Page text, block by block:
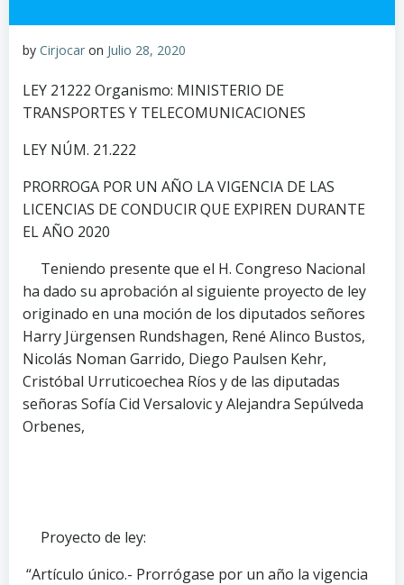
by Cirjocar on Julio 28, 2020
LEY 21222 Organismo: MINISTERIO DE
TRANSPORTES Y TELECOMUNICACIONES
LEY NÚM. 21.222
PRORROGA POR UN AÑO LA VIGENCIA DE LAS
LICENCIAS DE CONDUCIR QUE EXPIREN DURANTE
EL AÑO 2020
Teniendo presente que el H. Congreso Nacional
ha dado su aprobación al siguiente proyecto de ley
originado en una moción de los diputados señores
Harry Jürgensen Rundshagen, René Alinco Bustos,
Nicolás Noman Garrido, Diego Paulsen Kehr,
Cristóbal Urruticoechea Ríos y de las diputadas
señoras Sofía Cid Versalovic y Alejandra Sepúlveda
Orbenes,
Proyecto de ley:
“Artículo único.- Prorrógase por un año la vigencia